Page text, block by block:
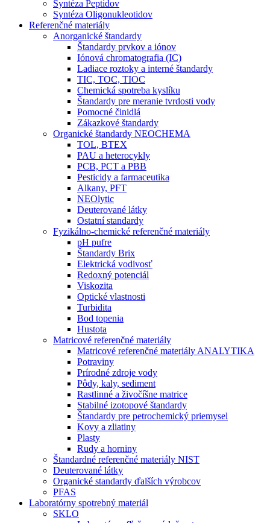
Syntéza Peptidov
Syntéza Oligonukleotidov
Referenčné materiály
Anorganické štandardy
Štandardy prvkov a iónov
Iónová chromatografia (IC)
Ladiace roztoky a interné štandardy
TIC, TOC, TIOC
Chemická spotreba kyslíku
Štandardy pre meranie tvrdosti vody
Pomocné činidlá
Zákazkové štandardy
Organické štandardy NEOCHEMA
TOL, BTEX
PAU a heterocykly
PCB, PCT a PBB
Pesticidy a farmaceutika
Alkany, PFT
NEOlytic
Deuterované látky
Ostatní standardy
Fyzikálno-chemické referenčné materiály
pH pufre
Štandardy Brix
Elektrická vodivosť
Redoxný potenciál
Viskozita
Optické vlastnosti
Turbidita
Bod topenia
Hustota
Matricové referenčné materiály
Matricové referenčné materiály ANALYTIKA
Potraviny
Prírodné zdroje vody
Pôdy, kaly, sediment
Rastlinné a živočíšne matrice
Stabilné izotopové štandardy
Štandardy pre petrochemický priemysel
Kovy a zliatiny
Plasty
Rudy a horniny
Štandardné referenčné materiály NIST
Deuterované látky
Organické standardy ďalších výrobcov
PFAS
Laboratórny spotrebný materiál
SKLO